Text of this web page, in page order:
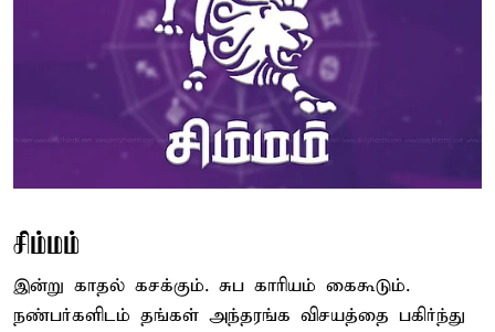
சிம்மம்
இன்று காதல் கசக்கும். சுப காரியம் கைகூடும்.
நண்பர்களிடம் தங்கள் அந்தரங்க விசயத்தை பகிர்ந்து